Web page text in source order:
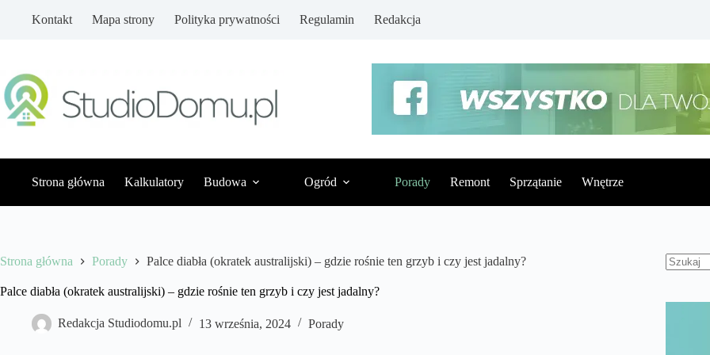
Kontakt Mapa strony Polityka prywatności Regulamin Redakcja
Strona główna Kalkulatory Budowa Ogród Porady Remont Sprzątanie Wnętrze
Strona główna Porady Palce diabła (okratek australijski) – gdzie rośnie ten grzyb i czy jest jadalny?
Palce diabła (okratek australijski) – gdzie rośnie ten grzyb i czy jest jadalny?
Redakcja Studiodomu.pl 13 września, 2024 Porady